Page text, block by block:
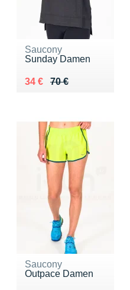
Saucony
Sunday Damen
70 €
Au lieu de 70 €
34 €
Vendu 34 €
Saucony
Outpace Damen